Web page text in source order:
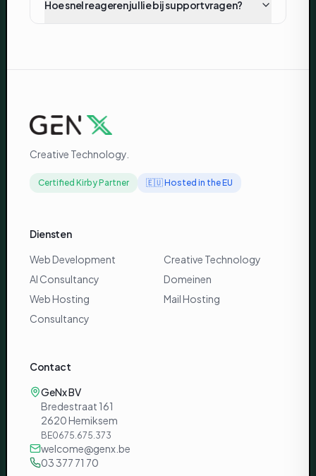
Hoe snel reageren jullie bij supportvragen?
Creative Technology.
Certified Kirby Partner 🇪🇺Hosted in the EU
Diensten
Web Development
Creative Technology
AI Consultancy
Domeinen
Web Hosting
Mail Hosting
Consultancy
Contact
GeNx BV
Bredestraat 161
2620 Hemiksem
BE0675.675.373
welcome@genx.be
03 377 71 70